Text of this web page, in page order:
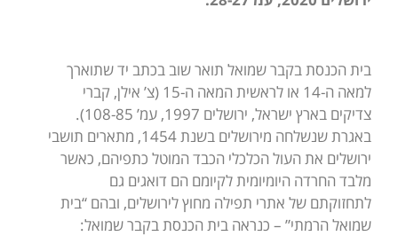
בית הכנסת בקבר שמואל תואר שוב בכתב יד שתוארך
למאה ה-14 או לראשית המאה ה-15 (צ’ אילן, קברי
צדיקים בארץ ישראל, ירושלים 1997, עמ’ 108-85).
באגרת שנשלחה מירושלים בשנת 1454, מתארים תושבי
ירושלים את העול הכלכלי הכבד המוטל כתפיהם, כאשר
מלבד החרדה היומיומית לקיומם הם דואגים גם
לתחזוקתם של אתרי תפילה מחוץ לירושלים, ובהם “בית
שמואל הרמתי” – כנראה בית הכנסת בקבר שמואל: